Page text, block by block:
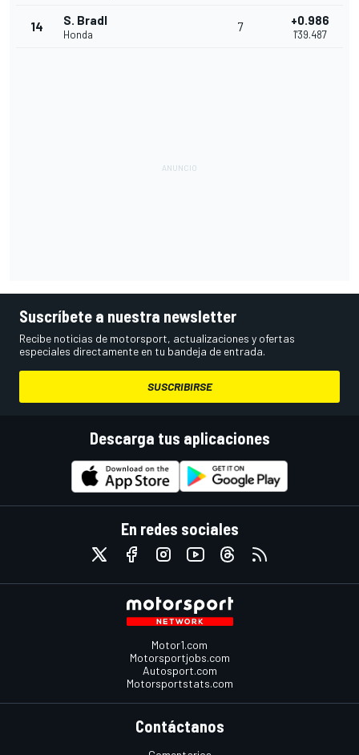
14 S. Bradl
Honda
7 +0.986
1'39.487
Suscríbete a nuestra newsletter
Recibe noticias de motorsport, actualizaciones y ofertas
especiales directamente en tu bandeja de entrada.
SUSCRIBIRSE
Descarga tus aplicaciones
En redes sociales
Motor1.com
Motorsportjobs.com
Autosport.com
Motorsportstats.com
Contáctanos